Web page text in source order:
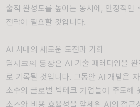
술적 완성도를 높이는 동시에, 안정적인
전략이 필요할 것입니다.
AI 시대의 새로운 도전과 기회
딥시크의 등장은 AI 기술 패러다임을 완
로 기록될 것입니다. 그동안 AI 개발은
소수의 글로벌 빅테크 기업들이 주도해
소스와 비용 효율성을 앞세워 AI의 접근